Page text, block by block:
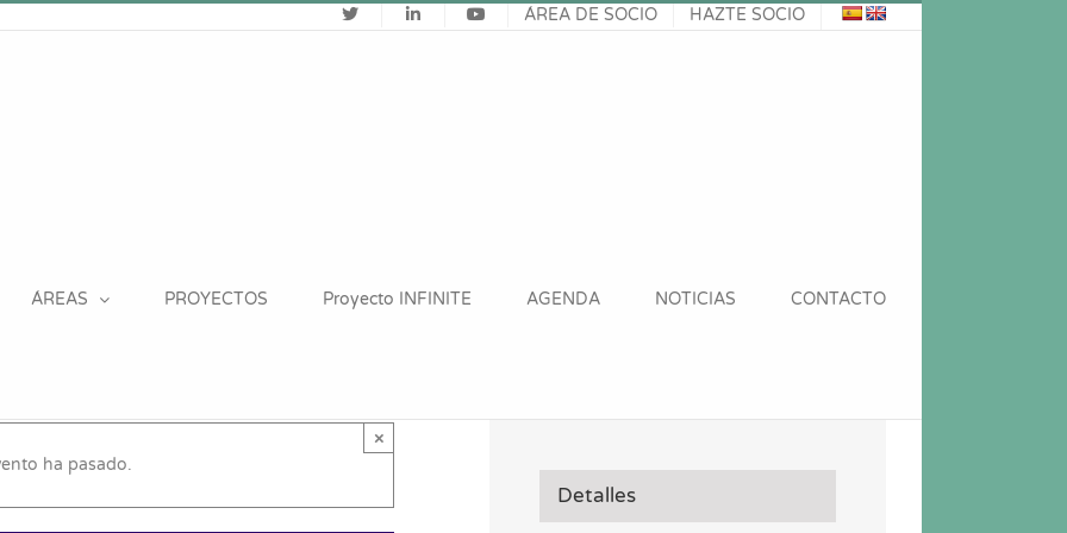
ÁREA DE SOCIO HAZTE SOCIO
ÁREAS PROYECTOS Proyecto INFINITE AGENDA NOTICIAS CONTACTO
ha pasado.
×
Detalles